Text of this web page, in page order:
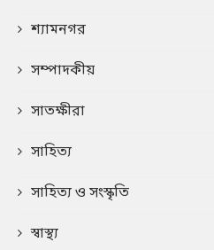
শ্যামনগর
সম্পাদকীয়
সাতক্ষীরা
সাহিত্য
সাহিত্য ও সংস্কৃতি
স্বাস্থ্য